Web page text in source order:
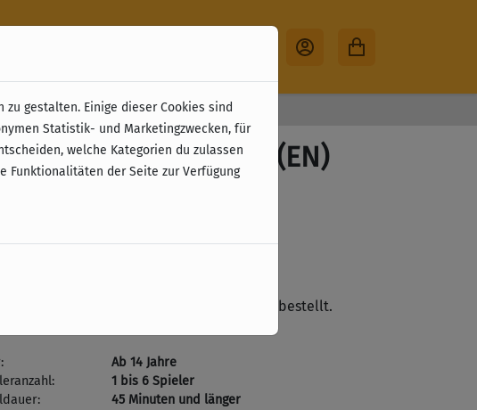
30 Tage Rückgabe
GT - Core Box (EN)
nicht lieferbar. Wird nicht mehr nachbestellt.
Ab 14 Jahre
1 bis 6 Spieler
45 Minuten und länger
gestalten. Einige dieser Cookies sind
Statistik- und Marketingzwecken, für
welche Kategorien du zulassen
Funktionalitäten der Seite zur Verfügung